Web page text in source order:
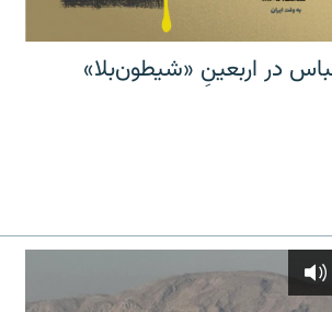
در اربعینِ «شیطون‌بلا»